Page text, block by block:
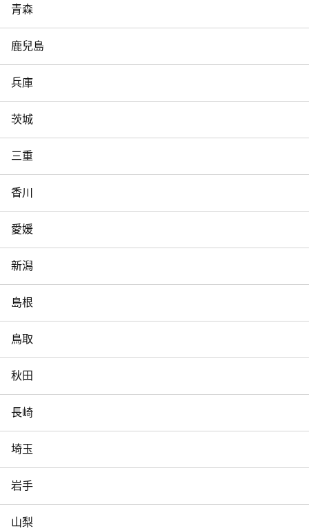
青森
鹿兒島
兵庫
茨城
三重
香川
愛媛
新潟
島根
鳥取
秋田
長崎
埼玉
岩手
山梨